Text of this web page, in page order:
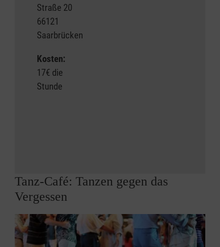
Straße 20
66121
Saarbrücken
Kosten:
17€ die
Stunde
Tanz-Café: Tanzen gegen das
Vergessen